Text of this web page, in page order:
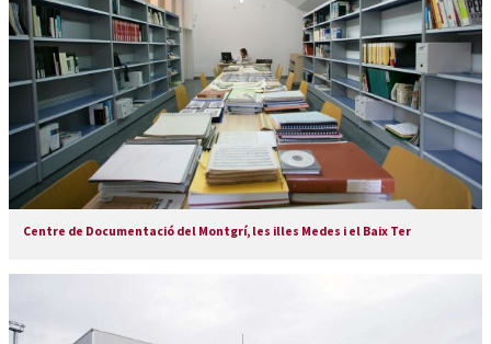
Centre de Documentació del Montgrí, les illes Medes i el Baix Ter